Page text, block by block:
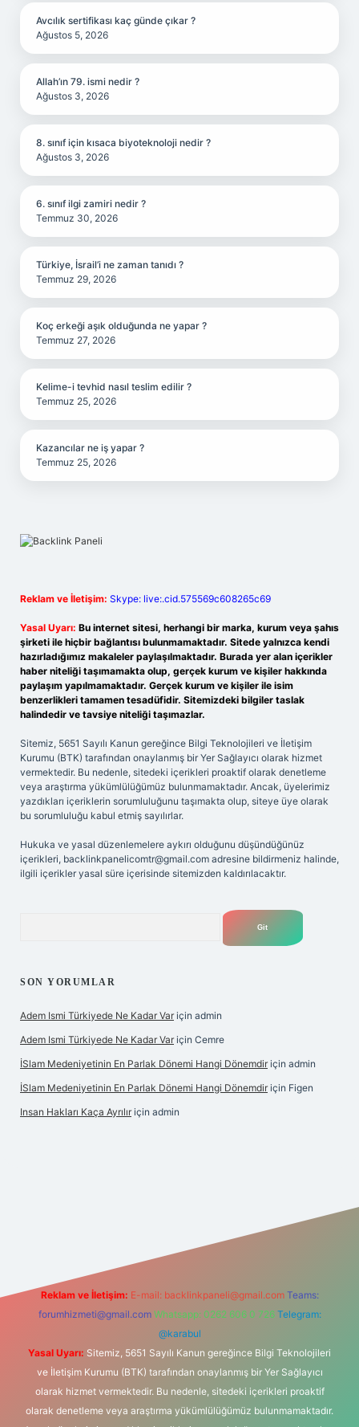
Avcılık sertifikası kaç günde çıkar ?
Ağustos 5, 2026
Allah’ın 79. ismi nedir ?
Ağustos 3, 2026
8. sınıf için kısaca biyoteknoloji nedir ?
Ağustos 3, 2026
6. sınıf ilgi zamiri nedir ?
Temmuz 30, 2026
Türkiye, İsrail’i ne zaman tanıdı ?
Temmuz 29, 2026
Koç erkeği aşık olduğunda ne yapar ?
Temmuz 27, 2026
Kelime-i tevhid nasıl teslim edilir ?
Temmuz 25, 2026
Kazancılar ne iş yapar ?
Temmuz 25, 2026
Reklam ve İletişim: Skype: live:.cid.575569c608265c69
Yasal Uyarı: Bu internet sitesi, herhangi bir marka, kurum veya şahıs
şirketi ile hiçbir bağlantısı bulunmamaktadır. Sitede yalnızca kendi
hazırladığımız makaleler paylaşılmaktadır. Burada yer alan içerikler
haber niteliği taşımamakta olup, gerçek kurum ve kişiler hakkında
paylaşım yapılmamaktadır. Gerçek kurum ve kişiler ile isim
benzerlikleri tamamen tesadüfidir. Sitemizdeki bilgiler taslak
halindedir ve tavsiye niteliği taşımazlar.
Sitemiz, 5651 Sayılı Kanun gereğince Bilgi Teknolojileri ve İletişim
Kurumu (BTK) tarafından onaylanmış bir Yer Sağlayıcı olarak hizmet
vermektedir. Bu nedenle, sitedeki içerikleri proaktif olarak denetleme
veya araştırma yükümlülüğümüz bulunmamaktadır. Ancak, üyelerimiz
yazdıkları içeriklerin sorumluluğunu taşımakta olup, siteye üye olarak
bu sorumluluğu kabul etmiş sayılırlar.
Hukuka ve yasal düzenlemelere aykırı olduğunu düşündüğünüz
içerikleri, backlinkpanelicomtr@gmail.com adresine bildirmeniz halinde,
ilgili içerikler yasal süre içerisinde sitemizden kaldırılacaktır.
SON YORUMLAR
Adem Ismi Türkiyede Ne Kadar Var için admin
Adem Ismi Türkiyede Ne Kadar Var için Cemre
İSlam Medeniyetinin En Parlak Dönemi Hangi Dönemdir için admin
İSlam Medeniyetinin En Parlak Dönemi Hangi Dönemdir için Figen
Insan Hakları Kaça Ayrılır için admin
Reklam ve İletişim: E-mail: backlinkpaneli@gmail.com Teams:
forumhizmeti@gmail.com Whatsapp: 0262 606 0 726 Telegram:
@karabul
Yasal Uyarı: Sitemiz, 5651 Sayılı Kanun gereğince Bilgi Teknolojileri
ve İletişim Kurumu (BTK) tarafından onaylanmış bir Yer Sağlayıcı
olarak hizmet vermektedir. Bu nedenle, sitedeki içerikleri proaktif
olarak denetleme veya araştırma yükümlülüğümüz bulunmamaktadır.